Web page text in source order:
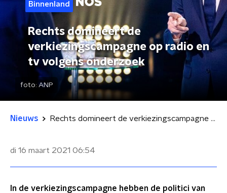
Binnenland
Rechts domineert de
verkiezingscampagne op radio en
tv volgens onderzoek
foto: ANP
Nieuws Rechts domineert de verkiezingscampagne op radio en tv volgens onderzoek
di 16 maart 2021 06:54
In de verkiezingscampagne hebben de politici van